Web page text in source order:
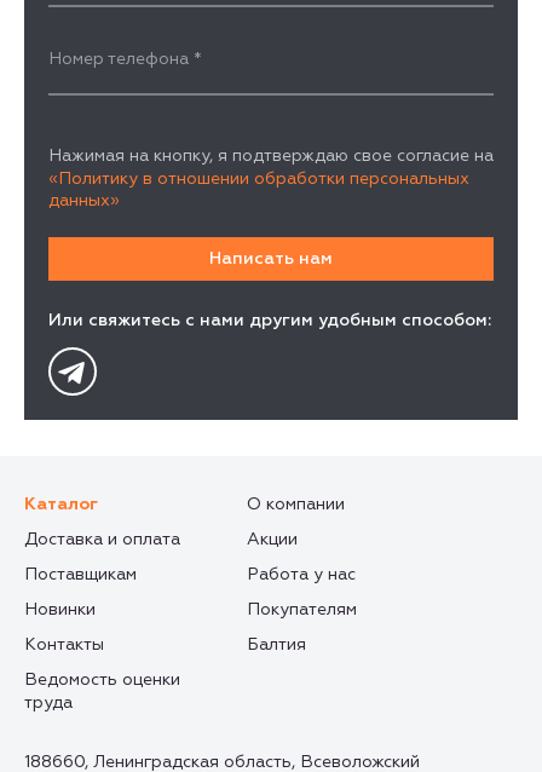
Номер телефона *
Нажимая на кнопку, я подтверждаю свое согласие на
«Политику в отношении обработки персональных
данных»
Или свяжитесь с нами другим удобным способом:
188660, Ленинградская область, Всеволожский
Каталог
О компании
Доставка и оплата
Акции
Поставщикам
Работа у нас
Новинки
Покупателям
Контакты
Балтия
Ведомость оценки
труда